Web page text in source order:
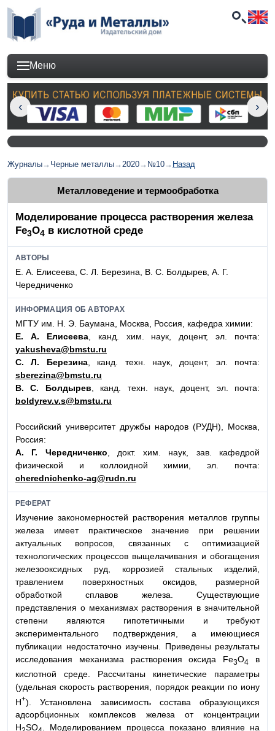
Меню
Журналы→ Черные металлы→2020→ №10→ Назад
Металловедение и термообработка
Моделирование процесса растворения железа
Fe3O4 в кислотной среде
АВТОРЫ
Е. А. Елисеева, С. Л. Березина, В. С. Болдырев, А. Г.
Чередниченко
ИНФОРМАЦИЯ ОБ АВТОРАХ
МГТУ им. Н. Э. Баумана, Москва, Россия, кафедра химии:
Е. А. Елисеева, канд. хим. наук, доцент, эл. почта:
yakusheva@bmstu.ru
С. Л. Березина, канд. техн. наук, доцент, эл. почта:
sberezina@bmstu.ru
В. С. Болдырев, канд. техн. наук, доцент, эл. почта:
boldyrev.v.s@bmstu.ru
Российский университет дружбы народов (РУДН), Москва,
Россия:
А. Г. Чередниченко, докт. хим. наук, зав. кафедрой
физической и коллоидной химии, эл. почта:
cherednichenko-ag@rudn.ru
РЕФЕРАТ
Изучение закономерностей растворения металлов группы
железа имеет практическое значение при решении
актуальных вопросов, связанных с оптимизацией
технологических процессов выщелачивания и обогащения
железооксидных руд, коррозией стальных изделий,
травлением поверхностных оксидов, размерной
обработкой сплавов железа. Существующие
представления о механизмах растворения в значительной
степени являются гипотетичными и требуют
экспериментального подтверждения, а имеющиеся
публикации недостаточно изучены. Приведены результаты
исследования механизма растворения оксида Fe3O4 в
кислотной среде. Рассчитаны кинетические параметры
(удельная скорость растворения, порядок реакции по иону
Н+). Установлена зависимость состава образующихся
адсорбционных комплексов железа от концентрации
H SO . Моделированием процесса показано влияние на